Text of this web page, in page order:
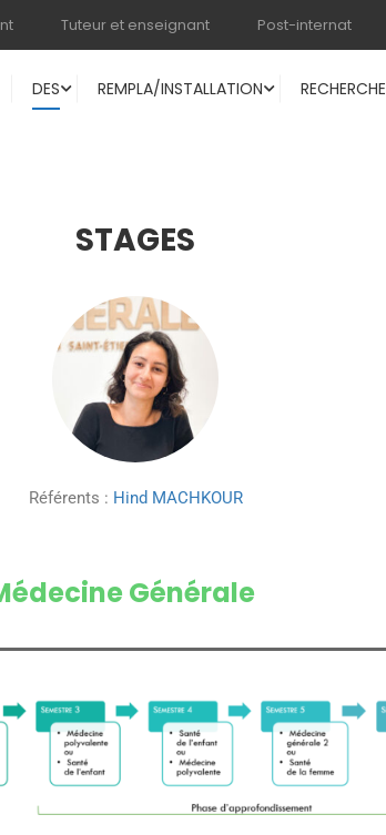
Tuteur et enseignant Post-internat
DES REMPLA/INSTALLATION RECHERCHE
STAGES
Référents : Hind MACHKOUR
Générale